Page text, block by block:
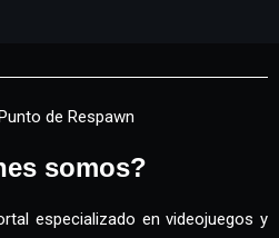
de Respawn
somos?
especializado en videojuegos y